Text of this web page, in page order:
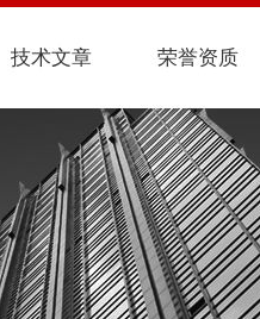
技术文章 荣誉资质